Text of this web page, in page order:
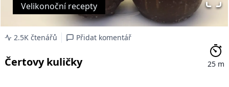
Velikonoční recepty
2.5K čtenářů Přidat komentář
Čertovy kuličky 25 m